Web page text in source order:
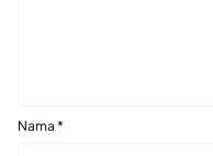
Nama *